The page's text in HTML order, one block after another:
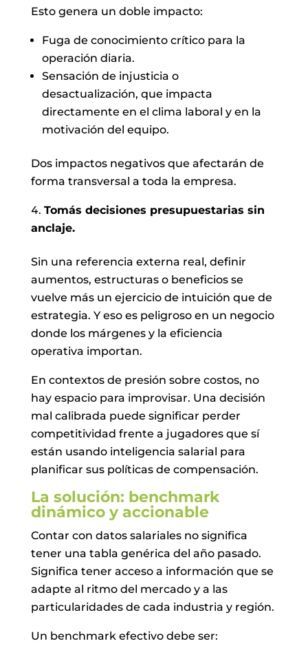
Esto genera un doble impacto:
Fuga de conocimiento crítico para la
operación diaria.
Sensación de injusticia o
desactualización, que impacta
directamente en el clima laboral y en la
motivación del equipo.
Dos impactos negativos que afectarán de
forma transversal a toda la empresa.
Tomás decisiones presupuestarias sin
anclaje.
Sin una referencia externa real, definir
aumentos, estructuras o beneficios se
vuelve más un ejercicio de intuición que de
estrategia. Y eso es peligroso en un negocio
donde los márgenes y la eficiencia
operativa importan.
En contextos de presión sobre costos, no
hay espacio para improvisar. Una decisión
mal calibrada puede significar perder
competitividad frente a jugadores que sí
están usando inteligencia salarial para
planificar sus políticas de compensación.
La solución: benchmark
dinámico y accionable
Contar con datos salariales no significa
tener una tabla genérica del año pasado.
Significa tener acceso a información que se
adapte al ritmo del mercado y a las
particularidades de cada industria y región.
Un benchmark efectivo debe ser: